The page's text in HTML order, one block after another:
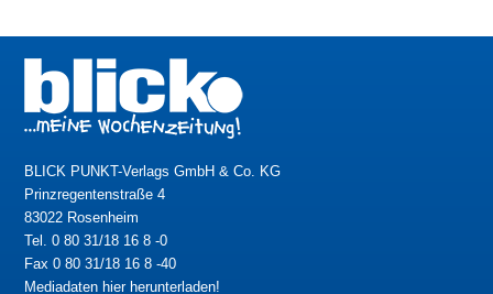
BLICK PUNKT-Verlags GmbH & Co. KG
Prinzregentenstraße 4
83022 Rosenheim
Tel. 0 80 31/18 16 8 -0
Fax 0 80 31/18 16 8 -40
Mediadaten hier herunterladen!